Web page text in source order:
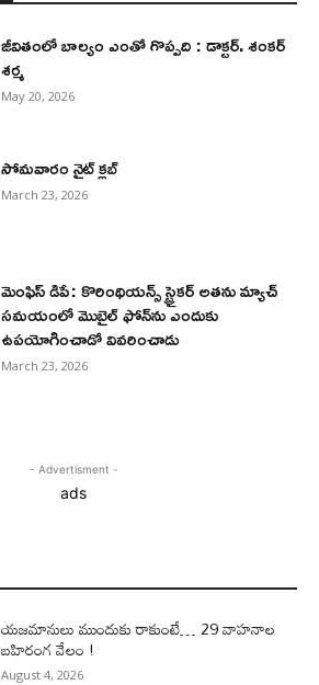
జీవితంలో బాల్యం ఎంతో గొప్పది : డాక్టర్. శంకర్
శర్మ
May 20, 2026
సోమవారం నైట్ క్లబ్
March 23, 2026
మెంఫిస్ డిపే: కొరింథియన్స్ స్ట్రైకర్ అతను మ్యాచ్
సమయంలో మొబైల్ ఫోన్‌ను ఎందుకు
ఉపయోగించాడో వివరించాడు
March 23, 2026
- Advertisment -
ads
యజమానులు ముందుకు రాకుంటే… 29 వాహనాల
బహిరంగ వేలం !
August 4, 2026